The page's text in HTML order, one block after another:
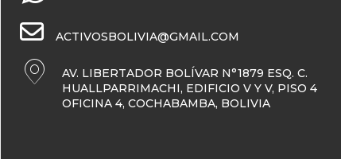
ACTIVOSBOLIVIA@GMAIL.COM
AV. LIBERTADOR BOLÍVAR N°1879 ESQ. C.
HUALLPARRIMACHI, EDIFICIO V Y V, PISO 4
OFICINA 4, COCHABAMBA, BOLIVIA